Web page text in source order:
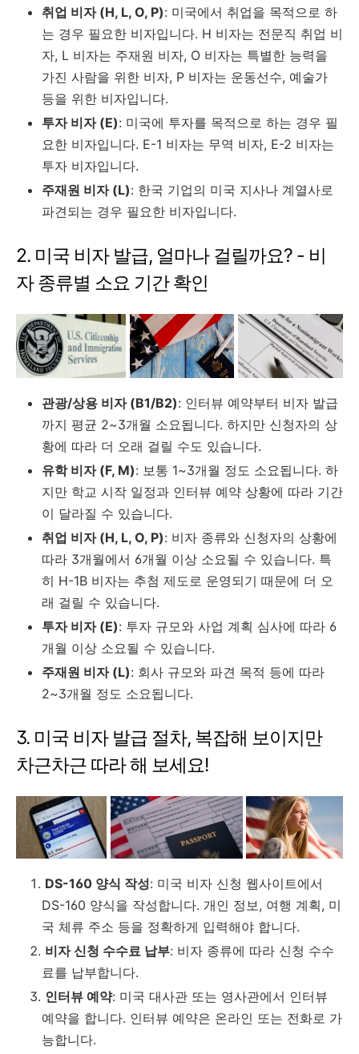
취업 비자 (H, L, O, P): 미국에서 취업을 목적으로 하
는 경우 필요한 비자입니다. H 비자는 전문직 취업 비
자, L 비자는 주재원 비자, O 비자는 특별한 능력을
가진 사람을 위한 비자, P 비자는 운동선수, 예술가
등을 위한 비자입니다.
투자 비자 (E): 미국에 투자를 목적으로 하는 경우 필
요한 비자입니다. E-1 비자는 무역 비자, E-2 비자는
투자 비자입니다.
주재원 비자 (L): 한국 기업의 미국 지사나 계열사로
파견되는 경우 필요한 비자입니다.
2. 미국 비자 발급, 얼마나 걸릴까요? - 비
자 종류별 소요 기간 확인
관광/상용 비자 (B1/B2): 인터뷰 예약부터 비자 발급
까지 평균 2~3개월 소요됩니다. 하지만 신청자의 상
황에 따라 더 오래 걸릴 수도 있습니다.
유학 비자 (F, M): 보통 1~3개월 정도 소요됩니다. 하
지만 학교 시작 일정과 인터뷰 예약 상황에 따라 기간
이 달라질 수 있습니다.
취업 비자 (H, L, O, P): 비자 종류와 신청자의 상황에
따라 3개월에서 6개월 이상 소요될 수 있습니다. 특
히 H-1B 비자는 추첨 제도로 운영되기 때문에 더 오
래 걸릴 수 있습니다.
투자 비자 (E): 투자 규모와 사업 계획 심사에 따라 6
개월 이상 소요될 수 있습니다.
주재원 비자 (L): 회사 규모와 파견 목적 등에 따라
2~3개월 정도 소요됩니다.
3. 미국 비자 발급 절차, 복잡해 보이지만
차근차근 따라 해 보세요!
DS-160 양식 작성: 미국 비자 신청 웹사이트에서
DS-160 양식을 작성합니다. 개인 정보, 여행 계획, 미
국 체류 주소 등을 정확하게 입력해야 합니다.
비자 신청 수수료 납부: 비자 종류에 따라 신청 수수
료를 납부합니다.
인터뷰 예약: 미국 대사관 또는 영사관에서 인터뷰
예약을 합니다. 인터뷰 예약은 온라인 또는 전화로 가
능합니다.